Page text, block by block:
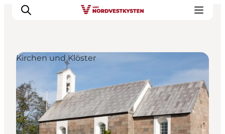
Urlaubsorte
Inspiration
Events
Unterkunft
Kirchen und Klöster